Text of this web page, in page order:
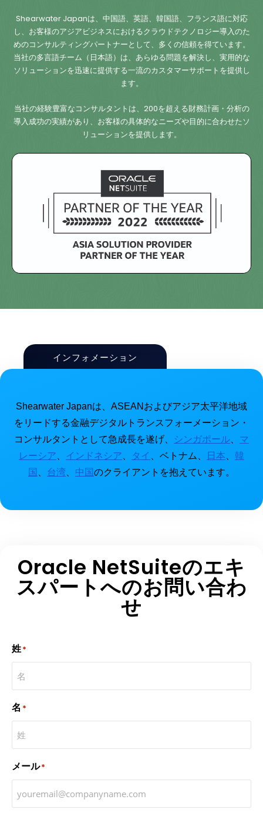
Shearwater Japanは、中国語、英語、韓国語、フランス語に対応
し、お客様のアジアビジネスにおけるクラウドテクノロジー導入のた
めのコンサルティングパートナーとして、多くの信頼を得ています。
当社の多言語チーム（日本語）は、あらゆる問題を解決し、実用的な
ソリューションを迅速に提供する一流のカスタマーサポートを提供し
ます。
当社の経験豊富なコンサルタントは、200を超える財務計画・分析の
導入成功の実績があり、お客様の具体的なニーズや目的に合わせたソ
リューションを提供します。
インフォメーション
Shearwater Japanは、ASEANおよびアジア太平洋地域
をリードする金融デジタルトランスフォーメーション・
コンサルタントとして急成長を遂げ、
シンガポール
マ
レーシア
インドネシア タイ 、ベトナム、 日本
韓
国
台湾 中国のクライアントを抱えています。
Oracle NetSuiteのエキ
スパートへのお問い合わ
せ
姓*
名 *
メール*